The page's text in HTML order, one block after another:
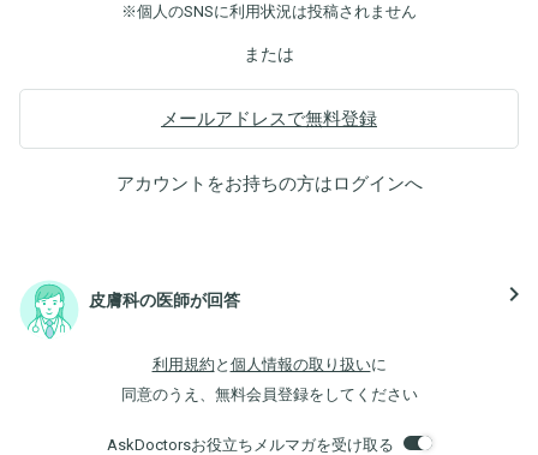
※個人のSNSに利用状況は投稿されません
または
メールアドレスで無料登録
アカウントをお持ちの方はログインへ
皮膚科の医師が回答 navigate_next
利用規約 と 個人情報の取り扱いに
同意のうえ、無料会員登録をしてください
AskDoctorsお役立ちメルマガを受け取る